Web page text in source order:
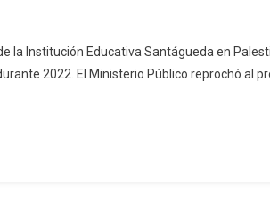
la Institución Educativa Santágueda en
2022. El Ministerio Público reprochó al